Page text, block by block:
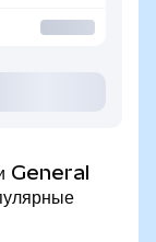
General